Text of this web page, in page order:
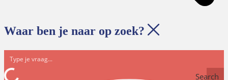
Waar ben je naar op zoek?
Search